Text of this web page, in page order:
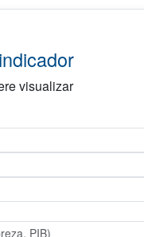
visualizar